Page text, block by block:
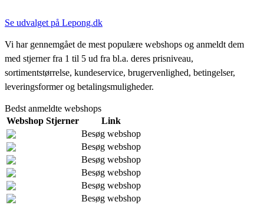
Se udvalget på Lepong.dk
Vi har gennemgået de mest populære webshops og anmeldt dem
med stjerner fra 1 til 5 ud fra bl.a. deres prisniveau,
sortimentstørrelse, kundeservice, brugervenlighed, betingelser,
leveringsformer og betalingsmuligheder.
Bedst anmeldte webshops
Webshop Stjerner
Link
Besøg webshop
Besøg webshop
Besøg webshop
Besøg webshop
Besøg webshop
Besøg webshop